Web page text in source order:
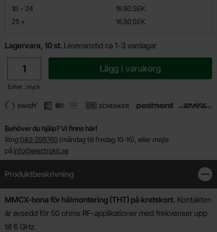
10 -
till 24
19.80 SEK
25 +
till 16.50 SEK
Lagervara, 10 st. Leveranstid ca 1-3 vardagar
Enhet : styck
Lägg i varukorg
Behöver du hjälp? Vi finns här!
Ring 040-298760 (måndag till fredag 10-16), eller mejla
på info@electrokit.se
Produktbeskrivning
Produktbeskrivning
MMCX-hona för hålmontering (THT) på kretskort. Kontakten
är avsedd för 50 ohms RF-applikationer med frekvenser upp
till 6 GHz.